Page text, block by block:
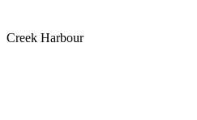
Creek Harbour